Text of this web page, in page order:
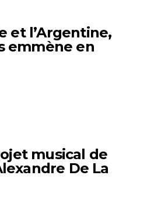
et l’Argentine,
emmène en
musical de
De La